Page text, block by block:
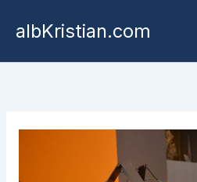
albKristian.com